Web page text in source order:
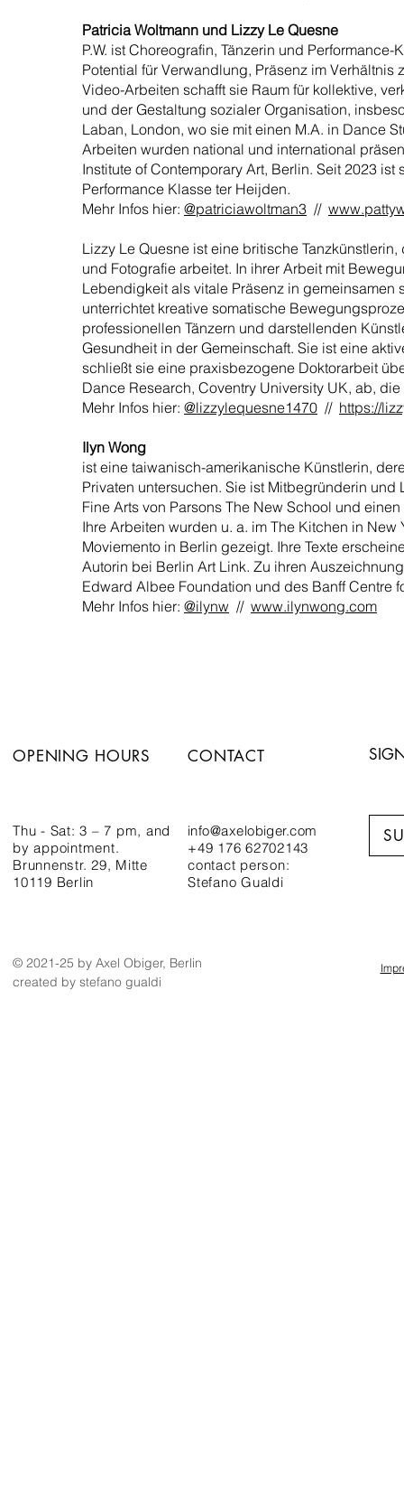
Patricia Woltmann und Lizzy Le Quesne
P.W. ist Choreografin, Tänzerin und
Potential für Verwandlung, Präsenz im
Video-Arbeiten schafft sie Raum für kollektive,
und der Gestaltung sozialer Organisation,
Laban, London, wo sie mit einen M.A. in Dance
Arbeiten wurden national und international
Institute of Contemporary Art, Berlin. Seit 2023
Performance Klasse ter Heijden.
Mehr Infos hier: @patriciawoltman3 //
Lizzy Le Quesne ist eine britische
und Fotografie arbeitet. In ihrer Arbeit mit
Lebendigkeit als vitale Präsenz in
unterrichtet kreative somatische
professionellen Tänzern und darstellenden
Gesundheit in der Gemeinschaft. Sie ist eine
schließt sie eine praxisbezogene Doktorarbeit
Dance Research, Coventry University UK, ab,
Mehr Infos hier: @lizzylequesne1470 // https://
Ilyn Wong
ist eine taiwanisch-amerikanische Künstlerin,
Privaten untersuchen. Sie ist Mitbegründerin
Fine Arts von Parsons The New School und
Ihre Arbeiten wurden u. a. im The Kitchen in
Moviemento in Berlin gezeigt. Ihre Texte
Autorin bei Berlin Art Link. Zu ihren
Edward Albee Foundation und des Banff Centre
Mehr Infos hier: @ilynw // www.ilynwong.com
OPENING HOURS CONTACT
Thu - Sat: 3 – 7 pm, and
by appointment.
Brunnenstr. 29, Mitte
10119 Berlin
info@axelobiger.com
+49 176 62702143
contact person:
Stefano Gualdi
© 2021-25 by Axel Obiger, Berlin
created by stefano gualdi